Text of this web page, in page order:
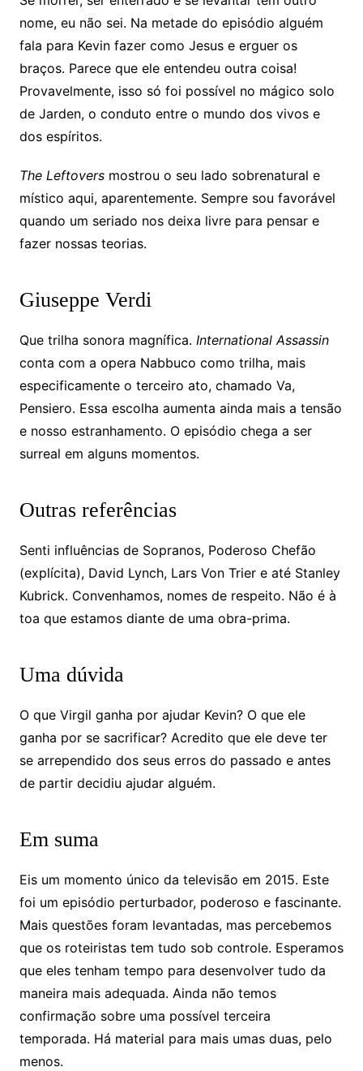
nome, eu não sei. Na metade do episódio alguém
fala para Kevin fazer como Jesus e erguer os
braços. Parece que ele entendeu outra coisa!
Provavelmente, isso só foi possível no mágico solo
de Jarden, o conduto entre o mundo dos vivos e
dos espíritos.
The Leftoversmostrou o seu lado sobrenatural e
místico aqui, aparentemente. Sempre sou favorável
quando um seriado nos deixa livre para pensar e
fazer nossas teorias.
Giuseppe Verdi
Que trilha sonora magnífica. International Assassin
conta com a opera Nabbuco como trilha, mais
especificamente o terceiro ato, chamado Va,
Pensiero. Essa escolha aumenta ainda mais a tensão
e nosso estranhamento. O episódio chega a ser
surreal em alguns momentos.
Outras referências
Senti influências de Sopranos, Poderoso Chefão
(explícita), David Lynch, Lars Von Trier e até Stanley
Kubrick. Convenhamos, nomes de respeito. Não é à
toa que estamos diante de uma obra-prima.
Uma dúvida
O que Virgil ganha por ajudar Kevin? O que ele
ganha por se sacrificar? Acredito que ele deve ter
se arrependido dos seus erros do passado e antes
de partir decidiu ajudar alguém.
Em suma
Eis um momento único da televisão em 2015. Este
foi um episódio perturbador, poderoso e fascinante.
Mais questões foram levantadas, mas percebemos
que os roteiristas tem tudo sob controle. Esperamos
que eles tenham tempo para desenvolver tudo da
maneira mais adequada. Ainda não temos
confirmação sobre uma possível terceira
temporada. Há material para mais umas duas, pelo
menos.